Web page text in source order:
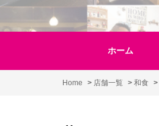
ホーム
Home > 店舗一覧 > 和食 >